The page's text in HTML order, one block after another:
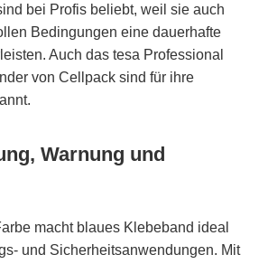
bei Profis beliebt, weil sie auch
Bedingungen eine dauerhafte
Auch das tesa Professional
von Cellpack sind für ihre
Warnung und
macht blaues Klebeband ideal
und Sicherheitsanwendungen. Mit